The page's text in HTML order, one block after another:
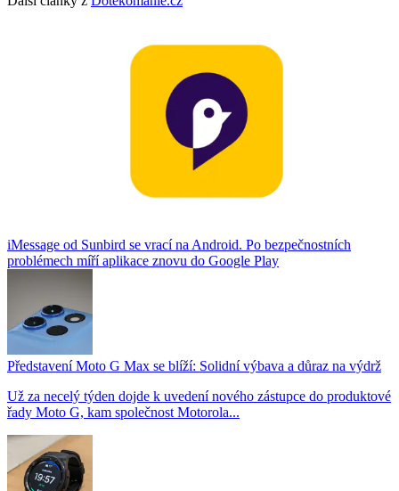
iMessage od Sunbird se vrací na Android. Po bezpečnostních
problémech míří aplikace znovu do Google Play
Představení Moto G Max se blíží: Solidní výbava a důraz na výdrž
Už za necelý týden dojde k uvedení nového zástupce do produktové
řady Moto G, kam společnost Motorola...